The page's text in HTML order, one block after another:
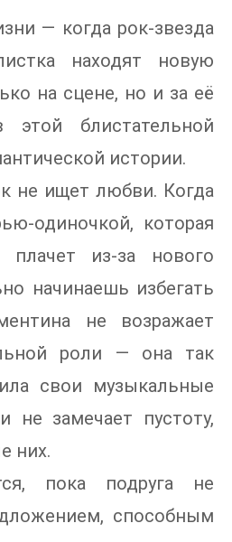
— когда рок-звезда
находят новую
на сцене, но и за её
блистательной
истории.
не ищет любви. Когда
одиночкой, которая
из-за нового
начинаешь избегать
не возражает
роли — она так
свои музыкальные
не замечает пустоту,
них.
пока подруга не
способным